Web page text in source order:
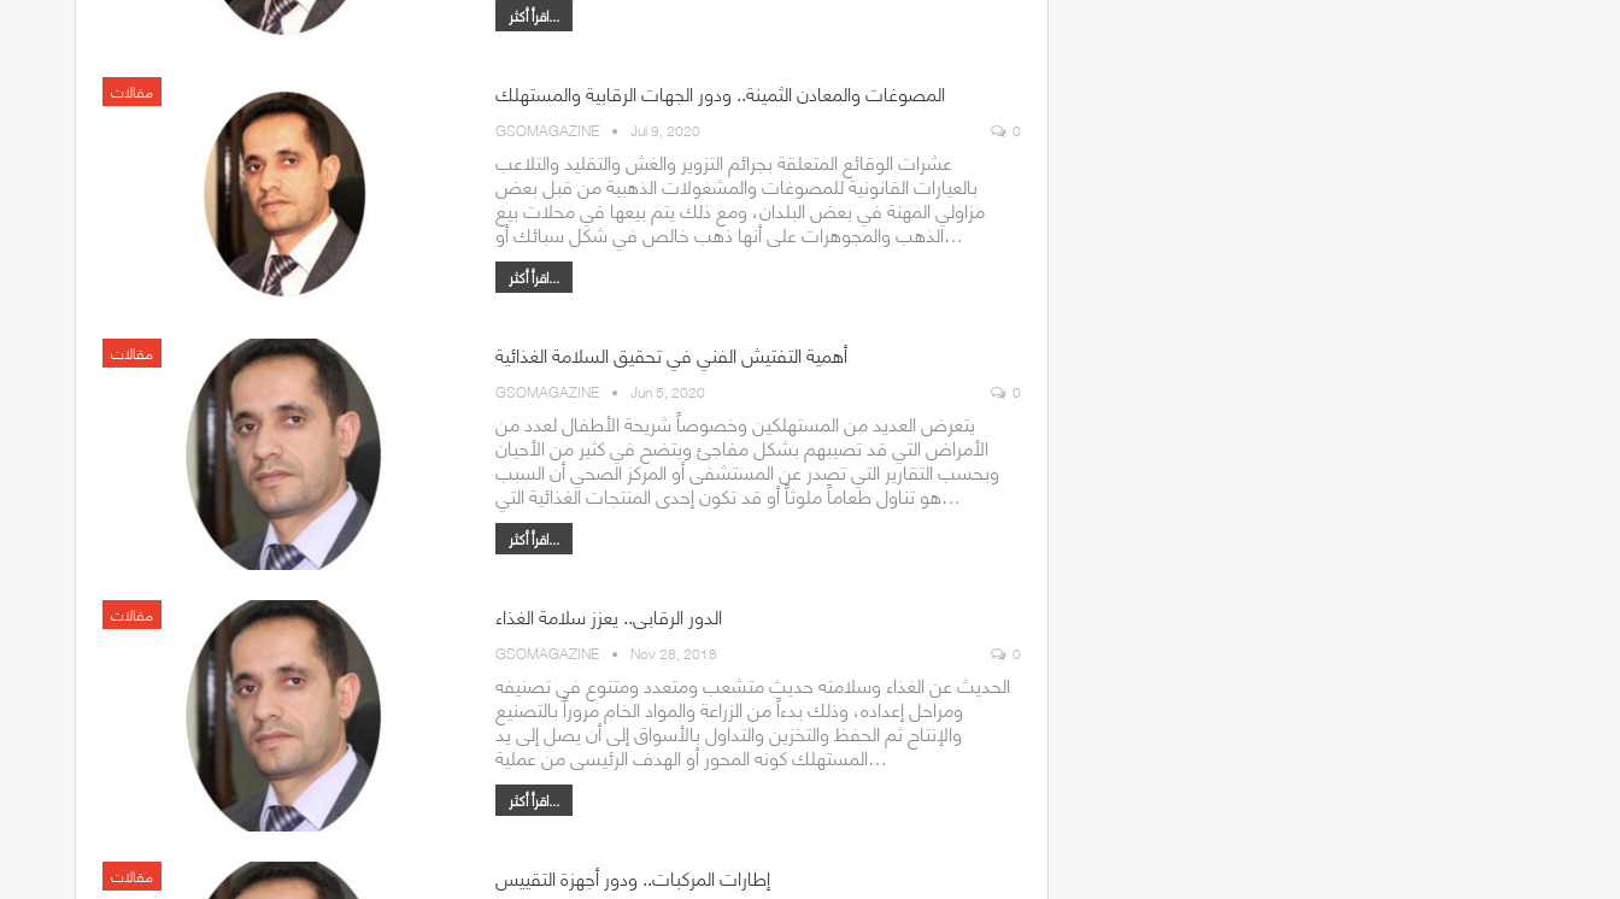
اقرأ أكثر...
مقالات المصوغات والمعادن الثمينة.. ودور الجهات الرقابية والمستهلك
GSOMAGAZINE Jul 9, 2020 0
عشرات الوقائع المتعلقة بجرائم التزوير والغش والتقليد والتلاعب
بالعيارات القانونية للمصوغات والمشغولات الذهبية من قبل بعض
مزاولي المهنة في بعض البلدان، ومع ذلك يتم بيعها في محلات بيع
الذهب والمجوهرات على أنها ذهب خالص في شكل سبائك أو…
اقرأ أكثر...
مقالات أهمية التفتيش الفني في تحقيق السلامة الغذائية
GSOMAGAZINE Jun 5, 2020 0
يتعرض العديد من المستهلكين وخصوصاً شريحة الأطفال لعدد من
الأمراض التي قد تصيبهم بشكل مفاجئ ويتضح في كثير من الأحيان
وبحسب التقارير التي تصدر عن المستشفى أو المركز الصحي أن السبب
هو تناول طعاماً ملوثاً أو قد تكون إحدى المنتجات الغذائية التي…
اقرأ أكثر...
مقالات الدور الرقابى.. يعزز سلامة الغذاء
GSOMAGAZINE Nov 28, 2018 0
الحديث عن الغذاء وسلامته حديث متشعب ومتعدد ومتنوع في تصنيفه
ومراحل إعداده، وذلك بدءاً من الزراعة والمواد الخام مروراً بالتصنيع
والإنتاح ثم الحفظ والتخزين والتداول بالأسواق إلى أن يصل إلى يد
المستهلك كونه المحور أو الهدف الرئيسى من عملية…
اقرأ أكثر...
مقالات إطارات المركبات.. ودور أجهزة التقييس